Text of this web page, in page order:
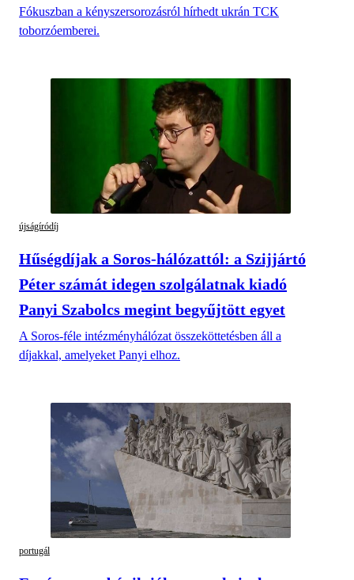
Fókuszban a kényszersorozásról hírhedt ukrán TCK
toborzóemberei.
újságíródíj
Hűségdíjak a Soros-hálózattól: a Szijjártó
Péter számát idegen szolgálatnak kiadó
Panyi Szabolcs megint begyűjtött egyet
A Soros-féle intézményhálózat összeköttetésben áll a
díjakkal, amelyeket Panyi elhoz.
portugál